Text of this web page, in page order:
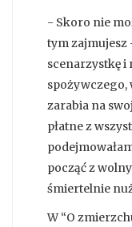
- Skoro nie
tym zajmujesz
scenarzystkę i
zarabia na
płatne z
począć z
śmiertelnie
W “O